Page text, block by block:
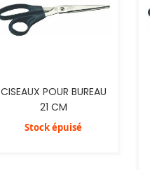
CISEAUX POUR BUREAU
21 CM
Stock épuisé